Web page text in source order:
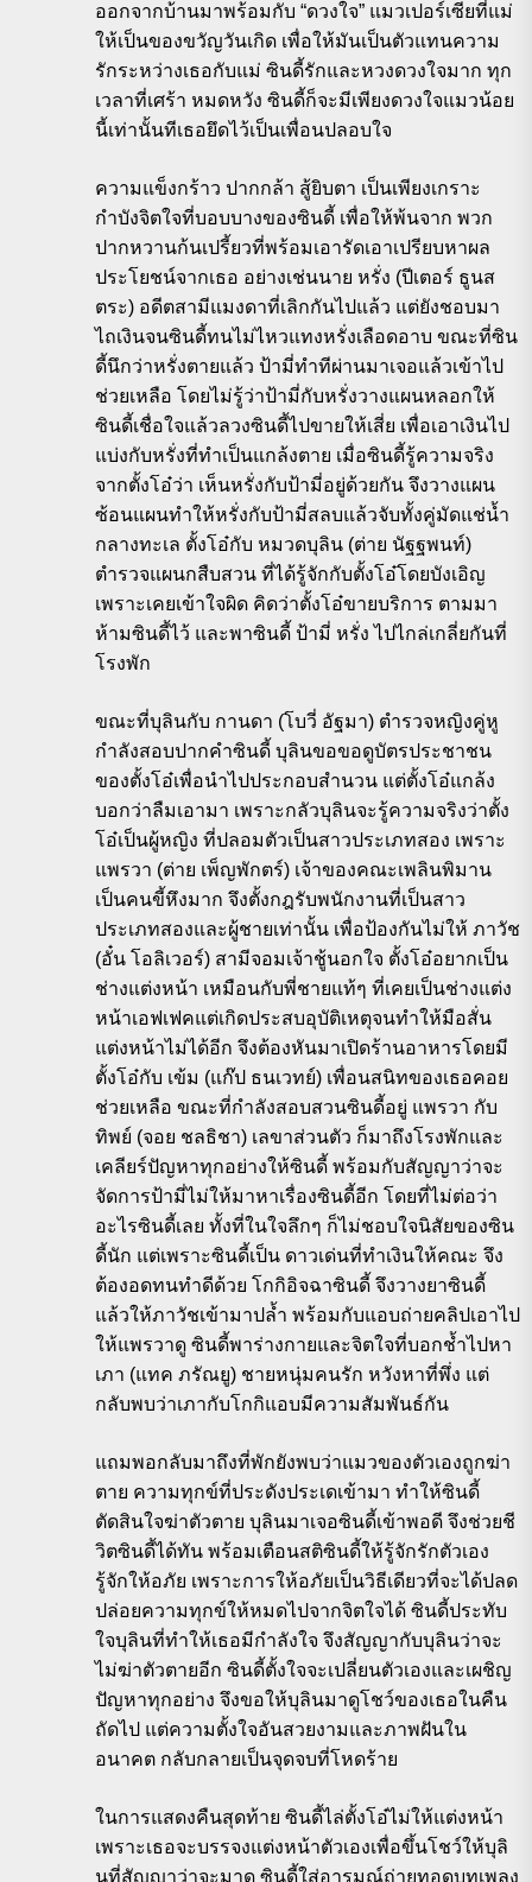
ออกจากบ้านมาพร้อมกับ “ดวงใจ” แมวเปอร์เซียที่แม่
ให้เป็นของขวัญวันเกิด เพื่อให้มันเป็นตัวแทนความ
รักระหว่างเธอกับแม่ ซินดี้รักและหวงดวงใจมาก ทุก
เวลาที่เศร้า หมดหวัง ซินดี้ก็จะมีเพียงดวงใจแมวน้อย
นี้เท่านั้นทีเธอยึดไว้เป็นเพื่อนปลอบใจ
ความแข็งกร้าว ปากกล้า สู้ยิบตา เป็นเพียงเกราะ
กำบังจิตใจที่บอบบางของซินดี้ เพื่อให้พ้นจาก พวก
ปากหวานก้นเปรี้ยวที่พร้อมเอารัดเอาเปรียบหาผล
ประโยชน์จากเธอ อย่างเช่นนาย หรั่ง (ปีเตอร์ ธูนส
ตระ) อดีตสามีแมงดาที่เลิกกันไปแล้ว แต่ยังชอบมา
ไถเงินจนซินดี้ทนไม่ไหวแทงหรั่งเลือดอาบ ขณะที่ซิน
ดี้นึกว่าหรั่งตายแล้ว ป้ามี่ทำทีผ่านมาเจอแล้วเข้าไป
ช่วยเหลือ โดยไม่รู้ว่าป้ามี่กับหรั่งวางแผนหลอกให้
ซินดี้เชื่อใจแล้วลวงซินดี้ไปขายให้เสี่ย เพื่อเอาเงินไป
แบ่งกับหรั่งที่ทำเป็นแกล้งตาย เมื่อซินดี้รู้ความจริง
จากตั้งโอ๋ว่า เห็นหรั่งกับป้ามี่อยู่ด้วยกัน จึงวางแผน
ซ้อนแผนทำให้หรั่งกับป้ามี่สลบแล้วจับทั้งคู่มัดแช่น้ำ
กลางทะเล ตั้งโอ๋กับ หมวดบุลิน (ต่าย นัฐฐพนท์)
ตำรวจแผนกสืบสวน ที่ได้รู้จักกับตั้งโอ๋โดยบังเอิญ
เพราะเคยเข้าใจผิด คิดว่าตั้งโอ๋ขายบริการ ตามมา
ห้ามซินดี้ไว้ และพาซินดี้ ป้ามี่ หรั่ง ไปไกล่เกลี่ยกันที่
โรงพัก
ขณะที่บุลินกับ กานดา (โบวี่ อัฐมา) ตำรวจหญิงคู่หู
กำลังสอบปากคำซินดี้ บุลินขอขอดูบัตรประชาชน
ของตั้งโอ๋เพื่อนำไปประกอบสำนวน แต่ตั้งโอ๋แกล้ง
บอกว่าลืมเอามา เพราะกลัวบุลินจะรู้ความจริงว่าตั้ง
โอ๋เป็นผู้หญิง ที่ปลอมตัวเป็นสาวประเภทสอง เพราะ
แพรวา (ต่าย เพ็ญพักตร์) เจ้าของคณะเพลินพิมาน
เป็นคนขี้หึงมาก จึงตั้งกฎรับพนักงานที่เป็นสาว
ประเภทสองและผู้ชายเท่านั้น เพื่อป้องกันไม่ให้ ภาวัช
(อั๋น โอลิเวอร์) สามีจอมเจ้าชู้นอกใจ ตั้งโอ๋อยากเป็น
ช่างแต่งหน้า เหมือนกับพี่ชายแท้ๆ ที่เคยเป็นช่างแต่ง
หน้าเอฟเฟคแต่เกิดประสบอุบัติเหตุจนทำให้มือสั่น
แต่งหน้าไม่ได้อีก จึงต้องหันมาเปิดร้านอาหารโดยมี
ตั้งโอ๋กับ เข้ม (แก๊ป ธนเวทย์) เพื่อนสนิทของเธอคอย
ช่วยเหลือ ขณะที่กำลังสอบสวนซินดี้อยู่ แพรวา กับ
ทิพย์ (จอย ชลธิชา) เลขาส่วนตัว ก็มาถึงโรงพักและ
เคลียร์ปัญหาทุกอย่างให้ซินดี้ พร้อมกับสัญญาว่าจะ
จัดการป้ามี่ไม่ให้มาหาเรื่องซินดี้อีก โดยที่ไม่ต่อว่า
อะไรซินดี้เลย ทั้งที่ในใจลึกๆ ก็ไม่ชอบใจนิสัยของซิน
ดี้นัก แต่เพราะซินดี้เป็น ดาวเด่นที่ทำเงินให้คณะ จึง
ต้องอดทนทำดีด้วย โกกิอิจฉาซินดี้ จึงวางยาซินดี้
แล้วให้ภาวัชเข้ามาปล้ำ พร้อมกับแอบถ่ายคลิปเอาไป
ให้แพรวาดู ซินดี้พาร่างกายและจิตใจที่บอกช้ำไปหา
เภา (แทค ภรัณยู) ชายหนุ่มคนรัก หวังหาที่พึ่ง แต่
กลับพบว่าเภากับโกกิแอบมีความสัมพันธ์กัน
แถมพอกลับมาถึงที่พักยังพบว่าแมวของตัวเองถูกฆ่า
ตาย ความทุกข์ที่ประดังประเดเข้ามา ทำให้ซินดี้
ตัดสินใจฆ่าตัวตาย บุลินมาเจอซินดี้เข้าพอดี จึงช่วยชี
วิตซินดี้ได้ทัน พร้อมเตือนสติซินดี้ให้รู้จักรักตัวเอง
รู้จักให้อภัย เพราะการให้อภัยเป็นวิธีเดียวที่จะได้ปลด
ปล่อยความทุกข์ให้หมดไปจากจิตใจได้ ซินดี้ประทับ
ใจบุลินที่ทำให้เธอมีกำลังใจ จึงสัญญากับบุลินว่าจะ
ไม่ฆ่าตัวตายอีก ซินดี้ตั้งใจจะเปลี่ยนตัวเองและเผชิญ
ปัญหาทุกอย่าง จึงขอให้บุลินมาดูโชว์ของเธอในคืน
ถัดไป แต่ความตั้งใจอันสวยงามและภาพฝันใน
อนาคต กลับกลายเป็นจุดจบที่โหดร้าย
ในการแสดงคืนสุดท้าย ซินดี้ไล่ตั้งโอ๋ไม่ให้แต่งหน้า
เพราะเธอจะบรรจงแต่งหน้าตัวเองเพื่อขึ้นโชว์ให้บุลิ
นที่สัญญาว่าจะมาดู ซินดี้ใส่อารมณ์ถ่ายทอดบทเพลง